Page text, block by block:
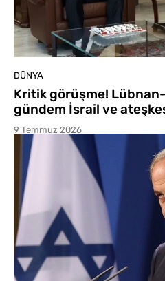
DÜNYA
Kritik görüşme!
gündem İsrail ve
9 Temmuz 2026